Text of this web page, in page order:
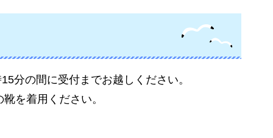
分の間に受付までお越しください。
を着用ください。